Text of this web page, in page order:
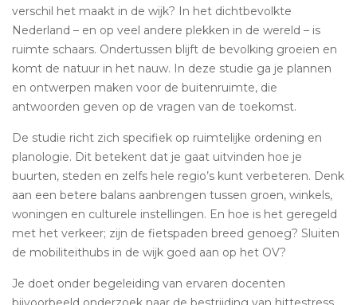
verschil het maakt in de wijk? In het dichtbevolkte
Nederland – en op veel andere plekken in de wereld – is
ruimte schaars. Ondertussen blijft de bevolking groeien en
komt de natuur in het nauw. In deze studie ga je plannen
en ontwerpen maken voor de buitenruimte, die
antwoorden geven op de vragen van de toekomst.
De studie richt zich specifiek op ruimtelijke ordening en
planologie. Dit betekent dat je gaat uitvinden hoe je
buurten, steden en zelfs hele regio’s kunt verbeteren. Denk
aan een betere balans aanbrengen tussen groen, winkels,
woningen en culturele instellingen. En hoe is het geregeld
met het verkeer; zijn de fietspaden breed genoeg? Sluiten
de mobiliteithubs in de wijk goed aan op het OV?
Je doet onder begeleiding van ervaren docenten